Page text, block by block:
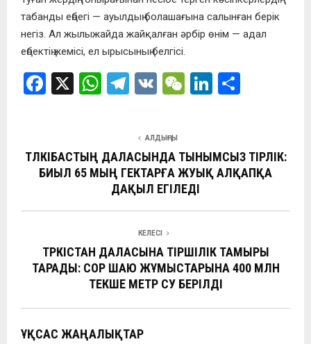
табанды еңбегі — ауылдың болашағына салынған берік
негіз. Ал жылыжайда жайқалған әрбір өнім — адал
еңбектің жемісі, ел ырысының белгісі.
F
b
o
k
X
W
s
A
p
p
T
gr
a
m
V
W
h
at
Li
dI
n
р
а
и
АЛДЫҢҒЫ
ТҮЛКІБАСТЫҢ ДАЛАСЫНДА ТЫНЫМСЫЗ ТІРЛІК:
БИЫЛ 65 МЫҢ ГЕКТАРҒА ЖУЫҚ АЛҚАПҚА
ДАҚЫЛ ЕГІЛЕДІ
КЕЛЕСІ
ТҮРКІСТАН ДАЛАСЫНА ТІРШІЛІК ТАМЫРЫ
ТАРАДЫ: СОР ШАЮ ЖҰМЫСТАРЫНА 400 МЛН
ТЕКШЕ МЕТР СУ БЕРІЛДІ
ҰҚСАС ЖАҢАЛЫҚТАР